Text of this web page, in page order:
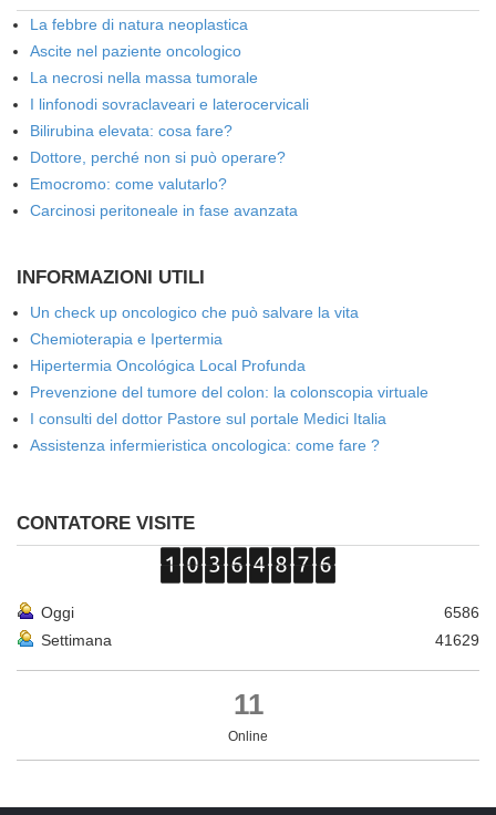
La febbre di natura neoplastica
Ascite nel paziente oncologico
La necrosi nella massa tumorale
I linfonodi sovraclaveari e laterocervicali
Bilirubina elevata: cosa fare?
Dottore, perché non si può operare?
Emocromo: come valutarlo?
Carcinosi peritoneale in fase avanzata
INFORMAZIONI UTILI
Un check up oncologico che può salvare la vita
Chemioterapia e Ipertermia
Hipertermia Oncológica Local Profunda
Prevenzione del tumore del colon: la colonscopia virtuale
I consulti del dottor Pastore sul portale Medici Italia
Assistenza infermieristica oncologica: come fare ?
CONTATORE VISITE
Oggi
6586
Settimana
41629
11
Online